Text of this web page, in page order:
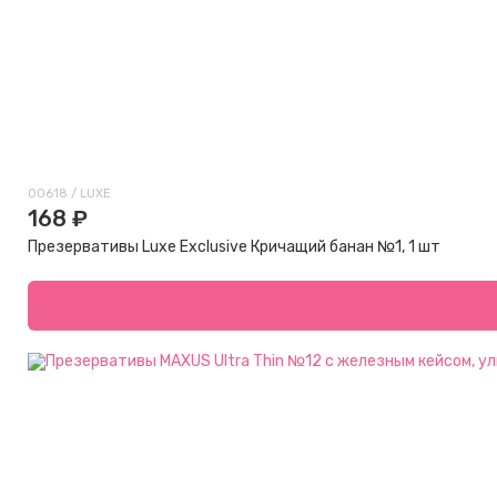
00618 / LUXE
168 ₽
Презервативы Luxe Exclusive Кричащий банан №1, 1 шт